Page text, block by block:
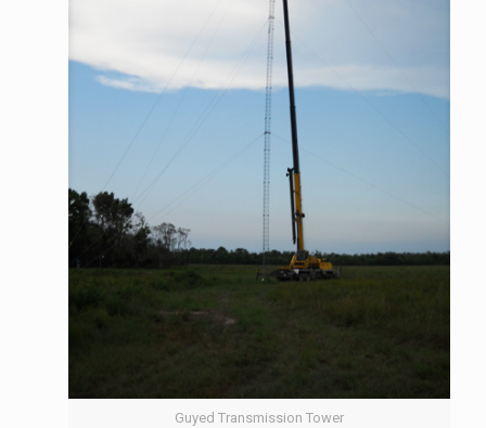
Guyed Transmission Tower